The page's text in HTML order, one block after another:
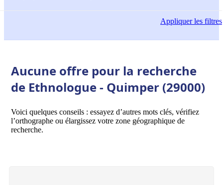
Appliquerles filtres
Aucune offre pour la recherche
de Ethnologue - Quimper (29000)
Voici quelques conseils : essayez d’autres mots clés, vérifiez
l’orthographe ou élargissez votre zone géographique de
recherche.